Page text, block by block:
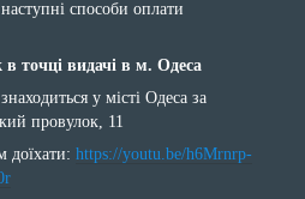
способи оплати
в точці видачі в м. Одеса
у місті Одеса за
провулок, 11
доїхати: https://youtu.be/h6Mrnrp-